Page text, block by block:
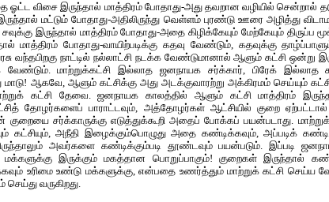
விசை இருந்தால் மாத்திரம் போதாது-அது தவறான வழியில் சென்றால்
மட்டும் போதாது-அதிலிருந்து வெள்ளம் புரண்டு ஊரை அழித்து
இருந்தால் மாத்திரம் போதாது-அதை கிழிக்கேயும் மேற்கேயும் திருப்ப
மாத்திரம் போதாது-வாயிற்படிக்கு கதவு வேண்டும், கதவுக்கு
வந்தபிறகு நாட்டில் நல்லாட்சி நடக்க வேண்டுமானால் ஆளும் கட்சி ஒன்று
வேண்டும். மாற்றுக்கட்சி இல்லாத ஜனநாயக சர்க்கார், பிரேக்
ஆகவே, ஆளும் கட்சிக்கு அது அடக்குவாரற்று அக்கிரமம் செய்யும்
கட்சி தேவை. ஜனநாயக காலத்தில் ஆளும் கட்சி மாத்திரம்
தோழர்களைப் பாராட்டவும், அத்தோழர்கள் ஆட்சியில் குறை
குறையை சர்க்காருக்கு எடுத்துக்கூறி அதைப் போக்கப் பயன்படாது.
கட்சியும், அநீதி இழைக்கும்பொழுது அதை கண்டிக்கவும், அப்படிக்
அவர்களை கண்டிக்கும்படி தூண்டவும் பயன்படும். இப்படி
இருக்கும் மகத்தான பொறுப்பாகும்! குறைகள் இருந்தால்
உரிமை உண்டு மக்களுக்கு, என்பதை உணர்த்தும் மாற்றுக் கட்சி
வருகிறது.